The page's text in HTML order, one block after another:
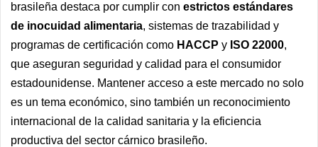
brasileña destaca por cumplir con estrictos estándares
de inocuidad alimentaria, sistemas de trazabilidad y
programas de certificación como HACCP y ISO 22000,
que aseguran seguridad y calidad para el consumidor
estadounidense. Mantener acceso a este mercado no solo
es un tema económico, sino también un reconocimiento
internacional de la calidad sanitaria y la eficiencia
productiva del sector cárnico brasileño.